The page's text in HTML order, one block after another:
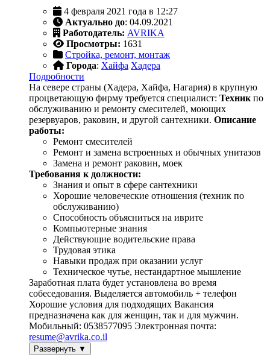
4 февраля 2021 года в 12:27
Актуально до: 04.09.2021
Работодатель: AVRIKA
Просмотры: 1631
Стройка, ремонт, монтаж
Города: Хайфа Хадера
Подробности
На севере страны (Хадера, Хайфа, Нагария) в крупную
процветающую фирму требуется специалист: Техник по
обслуживанию и ремонту смесителей, моющих
резервуаров, раковин, и другой сантехники. Описание
работы:
Ремонт смесителей
Ремонт и замена встроенных и обычных унитазов
Замена и ремонт раковин, моек
Требования к должности:
Знания и опыт в сфере сантехники
Хорошие человеческие отношения (техник по
обслуживанию)
Способность объясниться на иврите
Компьютерные знания
Действующие водительские права
Трудовая этика
Навыки продаж при оказании услуг
Техническое чутье, нестандартное мышление
Заработная плата будет установлена во время
собеседования. Выделяется автомобиль + телефон
Хорошие условия для подходящих Вакансия
предназначена как для женщин, так и для мужчин.
Мобильный: 0538577095 Электронная почта:
resume@avrika.co.il
Развернуть ▼